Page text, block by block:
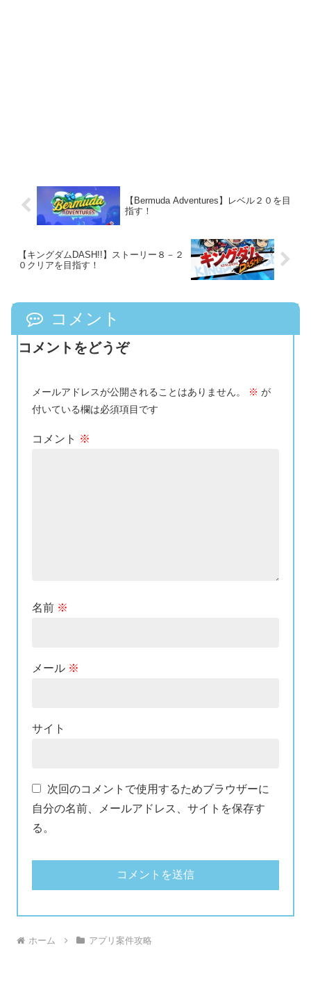
【Bermuda Adventures】レベル２０を目
指す！
【キングダムDASH!!】ストーリー８－２
０クリアを目指す！
コメント
コメントをどうぞ
メールアドレスが公開されることはありません。 ※ が
付いている欄は必須項目です
コメント ※
名前 ※
メール ※
サイト
次回のコメントで使用するためブラウザーに
自分の名前、メールアドレス、サイトを保存す
る。
ホーム アプリ案件攻略